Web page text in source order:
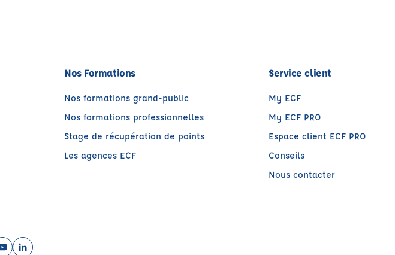
Nos Formations
Nos formations grand-public
Nos formations professionnelles
Stage de récupération de points
Les agences ECF
Service client
My ECF
My ECF PRO
Espace client ECF PRO
Conseils
Nous contacter